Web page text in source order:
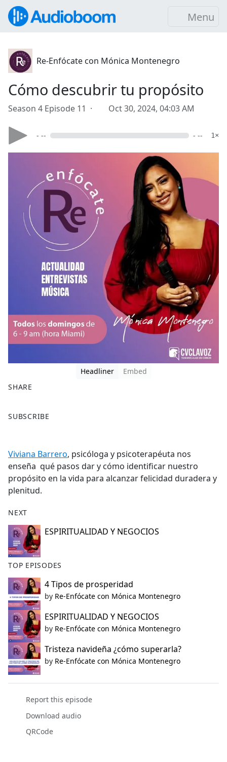
Menu
Re-Enfócate con Mónica Montenegro
Cómo descubrir tu propósito
Season 4 Episode 11 · Oct 30, 2024, 04:03 AM
- -- - -- 1×
Headliner
Embed
SHARE
a
b
o
o
k
SUBSCRIBE
Viviana Barrero, psicóloga y psicoterapéuta nos
enseña qué pasos dar y cómo identificar nuestro
propósito en la vida para alcanzar felicidad duradera y
plenitud.
NEXT
ESPIRITUALIDAD Y NEGOCIOS
TOP EPISODES
4 Tipos de prosperidad
by Re-Enfócate con Mónica Montenegro
ESPIRITUALIDAD Y NEGOCIOS
by Re-Enfócate con Mónica Montenegro
Tristeza navideña ¿cómo superarla?
by Re-Enfócate con Mónica Montenegro
Report this episode
Download audio
QRCode